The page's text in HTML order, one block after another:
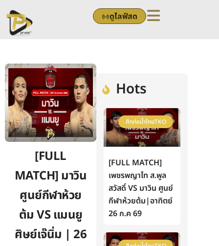
to
content
ดูไลฟ์สด
[FULL
MATCH] มาวิน
ศูนย์กีฬาห้วย
ต้ม VS แมนยู
ศิษย์เจ๊นิ่ม | 26
Hots
ศึกท่อน้ำไทยTKO
[FULL MATCH]
เพชรพญาไท ส.พูล
สวัสดิ์ VS มาวิน ศูนย์
กีฬาห้วยต้ม|อาทิตย์
26 ก.ค 69